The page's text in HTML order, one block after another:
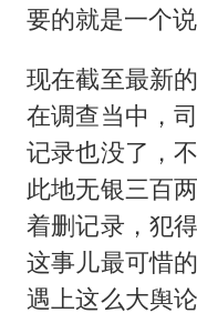
要的就是一个
现在截至最新
在调查当中，
记录也没了，
此地无银三百
着删记录，犯
这事儿最可惜
遇上这么大舆